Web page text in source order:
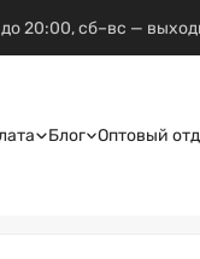
20:00, сб–вс —
Блог Оптовый